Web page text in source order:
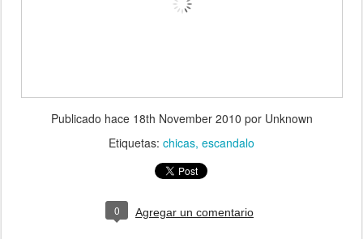
Publicado hace 18th November 2010 por Unknown
Etiquetas: chicas escandalo
0 Agregar un comentario